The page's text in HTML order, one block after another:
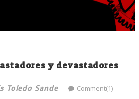
y devastadores
Toledo Sande Comment(1)